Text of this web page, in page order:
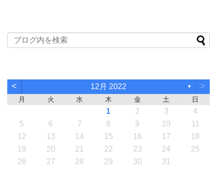
< 12月 2022 ▼ >
月 火 水 木 金 土 日
1 2 3
4
5
6 7 8 9 10
11
12
13 14 15 16 17
18
19
20 21 22 23 24
25
26
27 28 29 30 31